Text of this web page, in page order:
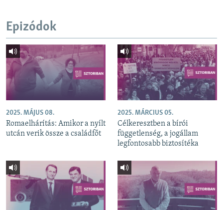
Epizódok
2025. MÁJUS 08.
Romaelhárítás: Amikor a nyílt
utcán verik össze a családfőt
2025. MÁRCIUS 05.
Célkeresztben a bírói
függetlenség, a jogállam
legfontosabb biztosítéka